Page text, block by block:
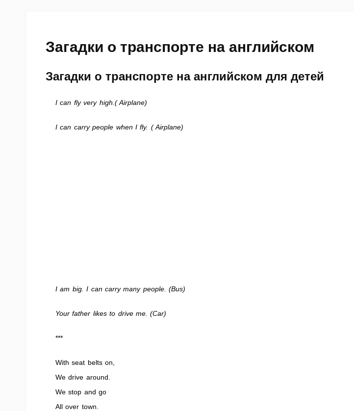
Загадки о транспорте на английском
Загадки о транспорте на английском для детей
I can fly very high.( Airplane)
I can carry people when I fly. ( Airplane)
I am big. I can carry many people. (Bus)
Your father likes to drive me. (Car)
***
With seat belts on,
We drive around.
We stop and go
All over town.